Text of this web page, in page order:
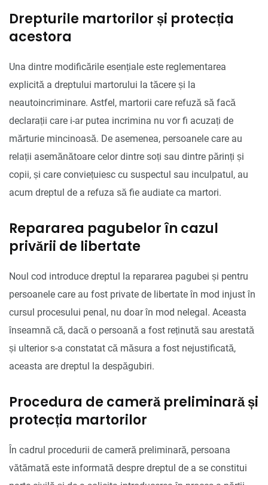
Drepturile martorilor și protecția
acestora
Una dintre modificările esențiale este reglementarea
explicită a dreptului martorului la tăcere și la
neautoincriminare. Astfel, martorii care refuză să facă
declarații care i-ar putea incrimina nu vor fi acuzați de
mărturie mincinoasă. De asemenea, persoanele care au
relații asemănătoare celor dintre soți sau dintre părinți și
copii, și care conviețuiesc cu suspectul sau inculpatul, au
acum dreptul de a refuza să fie audiate ca martori.
Repararea pagubelor în cazul
privării de libertate
Noul cod introduce dreptul la repararea pagubei și pentru
persoanele care au fost private de libertate în mod injust în
cursul procesului penal, nu doar în mod nelegal. Aceasta
înseamnă că, dacă o persoană a fost reținută sau arestată
și ulterior s-a constatat că măsura a fost nejustificată,
aceasta are dreptul la despăgubiri.
Procedura de cameră preliminară și
protecția martorilor
În cadrul procedurii de cameră preliminară, persoana
vătămată este informată despre dreptul de a se constitui